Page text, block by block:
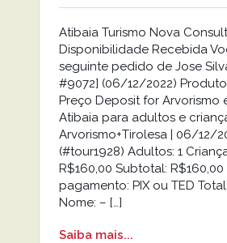
Atibaia Turismo Nova
Disponibilidade Recebida
seguinte pedido de Jose
#9072] (06/12/2022)
Preço Deposit for Arvorismo
Atibaia para adultos e
Arvorismo+Tirolesa | 06/12/
(#tour1928) Adultos: 1
R$160,00 Subtotal:
pagamento: PIX ou TED
Nome: – […]
Saiba mais...